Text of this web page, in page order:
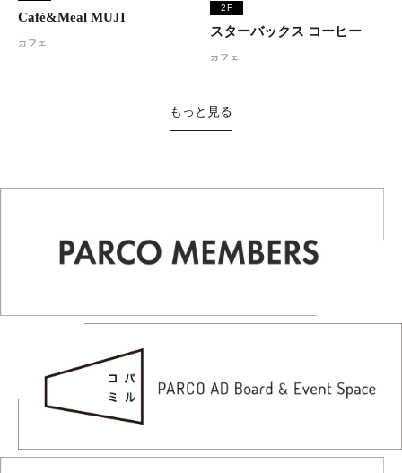
Café&Meal MUJI
カフェ
2F
スターバックス コーヒー
カフェ
もっと見る